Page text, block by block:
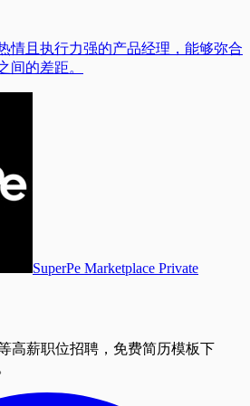
情且执行力强的产品经理，能够弥合
间的差距。
SuperPe Marketplace Private
高薪职位招聘，免费简历模板下